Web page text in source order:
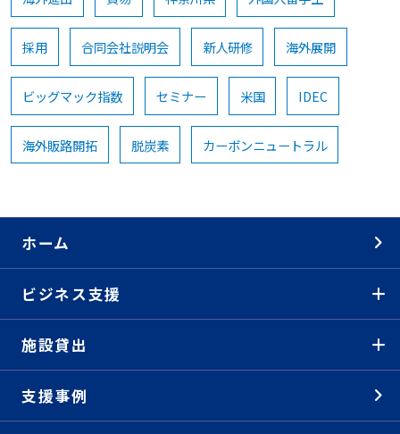
採用 合同会社説明会 新人研修 海外展開
ビッグマック指数 セミナー 米国 IDEC
海外販路開拓 脱炭素 カーボンニュートラル
ホーム
ビジネス支援
施設貸出
支援事例